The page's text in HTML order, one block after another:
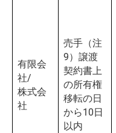
有限会
社/
株式会
社
売手（注
9）譲渡
契約書上
の所有権
移転の日
から10日
以内